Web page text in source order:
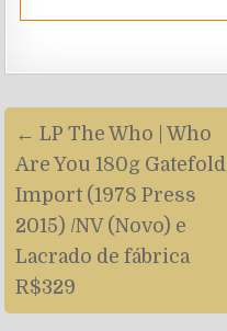
Navegação
de
artigos
← LP The Who | Who
Are You 180g Gatefold
Import (1978 Press
2015) /NV (Novo) e
Lacrado de fábrica
R$329